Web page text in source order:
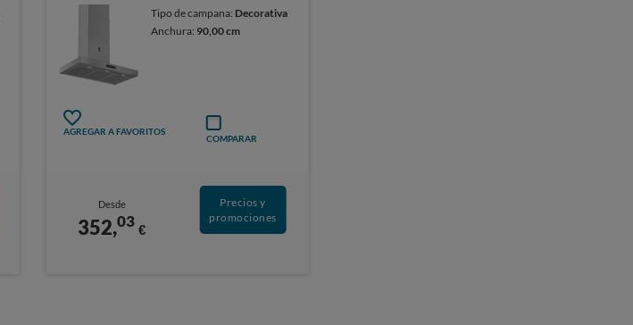
Tipo de campana: Decorativa
Anchura: 90,00 cm
AGREGAR A FAVORITOS
COMPARAR
Desde
352,03 €
Precios y
promociones